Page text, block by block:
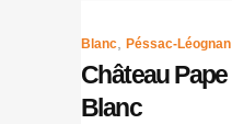
Blanc Péssac-Léognan
Château
Blanc